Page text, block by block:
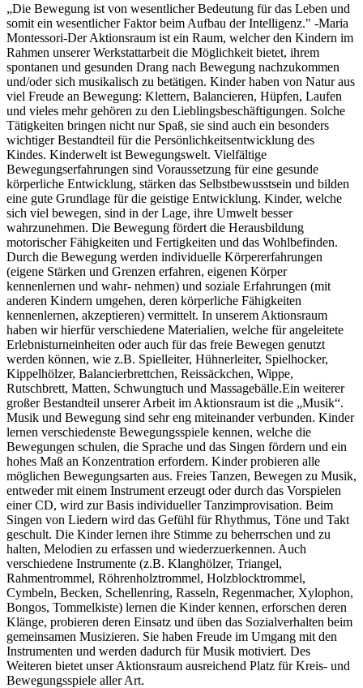
„Die Bewegung ist von wesentlicher Bedeutung für das Leben und
somit ein wesentlicher Faktor beim Aufbau der Intelligenz." -Maria
Montessori-Der Aktionsraum ist ein Raum, welcher den Kindern im
Rahmen unserer Werkstattarbeit die Möglichkeit bietet, ihrem
spontanen und gesunden Drang nach Bewegung nachzukommen
und/oder sich musikalisch zu betätigen. Kinder haben von Natur aus
viel Freude an Bewegung: Klettern, Balancieren, Hüpfen, Laufen
und vieles mehr gehören zu den Lieblingsbeschäftigungen. Solche
Tätigkeiten bringen nicht nur Spaß, sie sind auch ein besonders
wichtiger Bestandteil für die Persönlichkeitsentwicklung des
Kindes. Kinderwelt ist Bewegungswelt. Vielfältige
Bewegungserfahrungen sind Voraussetzung für eine gesunde
körperliche Entwicklung, stärken das Selbstbewusstsein und bilden
eine gute Grundlage für die geistige Entwicklung. Kinder, welche
sich viel bewegen, sind in der Lage, ihre Umwelt besser
wahrzunehmen. Die Bewegung fördert die Herausbildung
motorischer Fähigkeiten und Fertigkeiten und das Wohlbefinden.
Durch die Bewegung werden individuelle Körpererfahrungen
(eigene Stärken und Grenzen erfahren, eigenen Körper
kennenlernen und wahr- nehmen) und soziale Erfahrungen (mit
anderen Kindern umgehen, deren körperliche Fähigkeiten
kennenlernen, akzeptieren) vermittelt. In unserem Aktionsraum
haben wir hierfür verschiedene Materialien, welche für angeleitete
Erlebnisturneinheiten oder auch für das freie Bewegen genutzt
werden können, wie z.B. Spielleiter, Hühnerleiter, Spielhocker,
Kippelhölzer, Balancierbrettchen, Reissäckchen, Wippe,
Rutschbrett, Matten, Schwungtuch und Massagebälle.Ein weiterer
großer Bestandteil unserer Arbeit im Aktionsraum ist die „Musik“.
Musik und Bewegung sind sehr eng miteinander verbunden. Kinder
lernen verschiedenste Bewegungsspiele kennen, welche die
Bewegungen schulen, die Sprache und das Singen fördern und ein
hohes Maß an Konzentration erfordern. Kinder probieren alle
möglichen Bewegungsarten aus. Freies Tanzen, Bewegen zu Musik,
entweder mit einem Instrument erzeugt oder durch das Vorspielen
einer CD, wird zur Basis individueller Tanzimprovisation. Beim
Singen von Liedern wird das Gefühl für Rhythmus, Töne und Takt
geschult. Die Kinder lernen ihre Stimme zu beherrschen und zu
halten, Melodien zu erfassen und wiederzuerkennen. Auch
verschiedene Instrumente (z.B. Klanghölzer, Triangel,
Rahmentrommel, Röhrenholztrommel, Holzblocktrommel,
Cymbeln, Becken, Schellenring, Rasseln, Regenmacher, Xylophon,
Bongos, Tommelkiste) lernen die Kinder kennen, erforschen deren
Klänge, probieren deren Einsatz und üben das Sozialverhalten beim
gemeinsamen Musizieren. Sie haben Freude im Umgang mit den
Instrumenten und werden dadurch für Musik motiviert. Des
Weiteren bietet unser Aktionsraum ausreichend Platz für Kreis- und
Bewegungsspiele aller Art.